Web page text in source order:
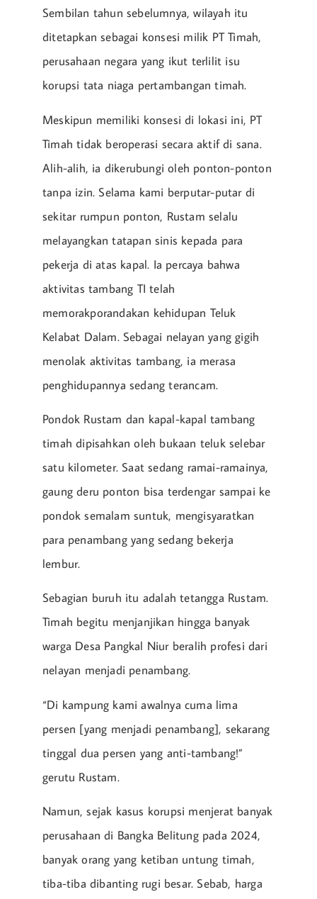
Sembilan tahun sebelumnya, wilayah itu
ditetapkan sebagai konsesi milik PT Timah,
perusahaan negara yang ikut terlilit isu
korupsi tata niaga pertambangan timah.
Meskipun memiliki konsesi di lokasi ini, PT
Timah tidak beroperasi secara aktif di sana.
Alih-alih, ia dikerubungi oleh ponton-ponton
tanpa izin. Selama kami berputar-putar di
sekitar rumpun ponton, Rustam selalu
melayangkan tatapan sinis kepada para
pekerja di atas kapal. Ia percaya bahwa
aktivitas tambang TI telah
memorakporandakan kehidupan Teluk
Kelabat Dalam. Sebagai nelayan yang gigih
menolak aktivitas tambang, ia merasa
penghidupannya sedang terancam.
Pondok Rustam dan kapal-kapal tambang
timah dipisahkan oleh bukaan teluk selebar
satu kilometer. Saat sedang ramai-ramainya,
gaung deru ponton bisa terdengar sampai ke
pondok semalam suntuk, mengisyaratkan
para penambang yang sedang bekerja
lembur.
Sebagian buruh itu adalah tetangga Rustam.
Timah begitu menjanjikan hingga banyak
warga Desa Pangkal Niur beralih profesi dari
nelayan menjadi penambang.
“Di kampung kami awalnya cuma lima
persen [yang menjadi penambang], sekarang
tinggal dua persen yang anti-tambang!”
gerutu Rustam.
Namun, sejak kasus korupsi menjerat banyak
perusahaan di Bangka Belitung pada 2024,
banyak orang yang ketiban untung timah,
tiba-tiba dibanting rugi besar. Sebab, harga